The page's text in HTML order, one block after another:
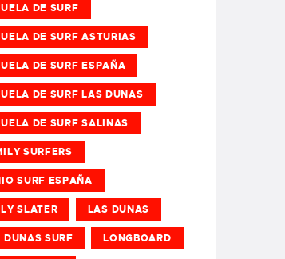
DE SURF
DE SURF ASTURIAS
DE SURF ESPAÑA
DE SURF LAS DUNAS
DE SURF SALINAS
SURFERS
SURF ESPAÑA
SLATER LAS DUNAS
DUNAS SURF LONGBOARD